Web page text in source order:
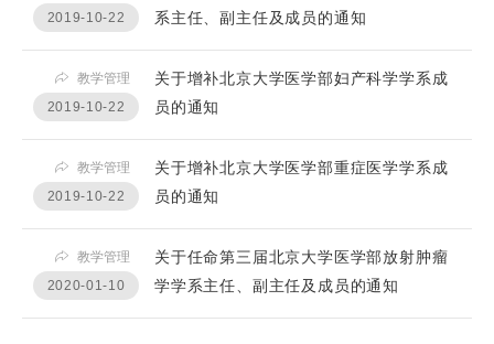
2019-10-22
系主任、副主任及成员的通知
教学管理
2019-10-22
关于增补北京大学医学部妇产科学学系成
员的通知
教学管理
2019-10-22
关于增补北京大学医学部重症医学学系成
员的通知
教学管理
2020-01-10
关于任命第三届北京大学医学部放射肿瘤
学学系主任、副主任及成员的通知